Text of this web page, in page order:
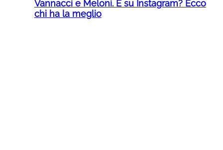
Vannacci e Meloni. E su Instagram? Ecco
chi ha la meglio